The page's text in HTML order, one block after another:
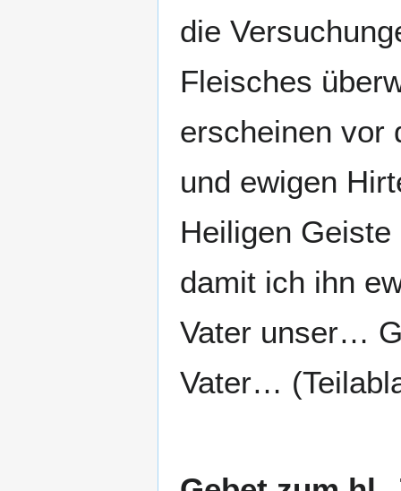
die
Fleisches
erscheinen vor
und ewigen
Heiligen
damit ich ihn
Vater unser…
Vater…